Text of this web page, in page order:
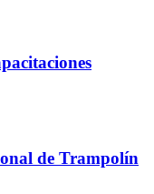
de Trampolín